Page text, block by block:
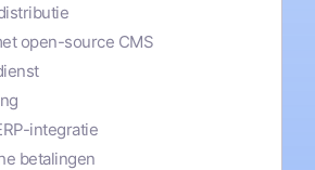
open-source CMS
integratie
betalingen